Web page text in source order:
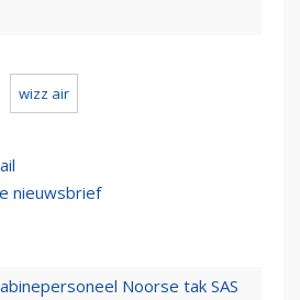
wizz air
nieuwsbrief
Noorse tak SAS